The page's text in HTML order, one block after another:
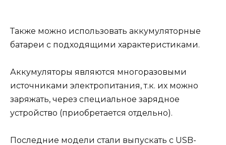
Также можно использовать аккумуляторные
батареи с подходящими характеристиками.
Аккумуляторы являются многоразовыми
источниками электропитания, т.к. их можно
заряжать, через специальное зарядное
устройство (приобретается отдельно).
Последние модели стали выпускать с USB-